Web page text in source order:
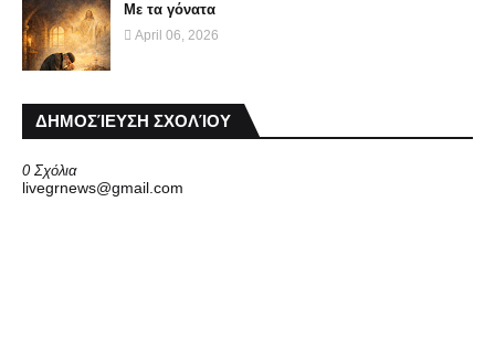
Με τα γόνατα
April 06, 2026
ΔΗΜΟΣΊΕΥΣΗ ΣΧΟΛΊΟΥ
0 Σχόλια
livegrnews@gmail.com